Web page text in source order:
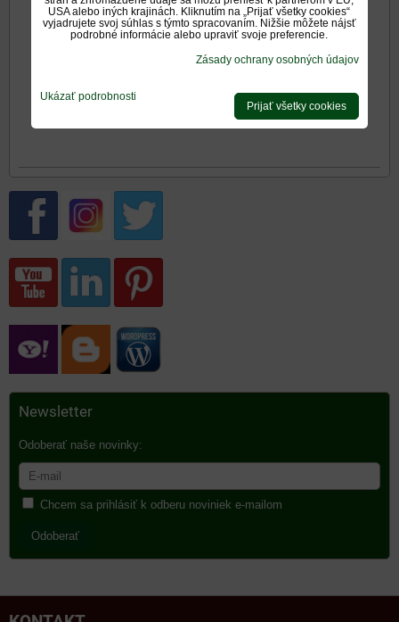
Mriežka nerezová
Rozmery mriežok
Newsletter
Odoberať naše novinky:
Chcem sa prihlásiť k odberu noviniek e-mailom
Odoberať
USA alebo iných krajinách. Kliknutím na „Prijať všetky cookies“
vyjadrujete svoj súhlas s týmto spracovaním. Nižšie môžete nájsť
podrobné informácie alebo upraviť svoje preferencie.
Zásady ochrany osobných údajov
Ukázať podrobnosti
Prijať všetky cookies